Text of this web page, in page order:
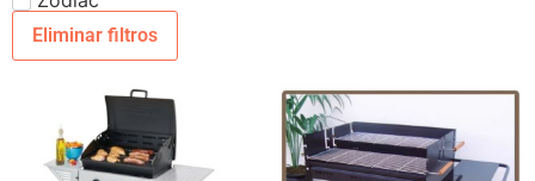
Eliminar filtros